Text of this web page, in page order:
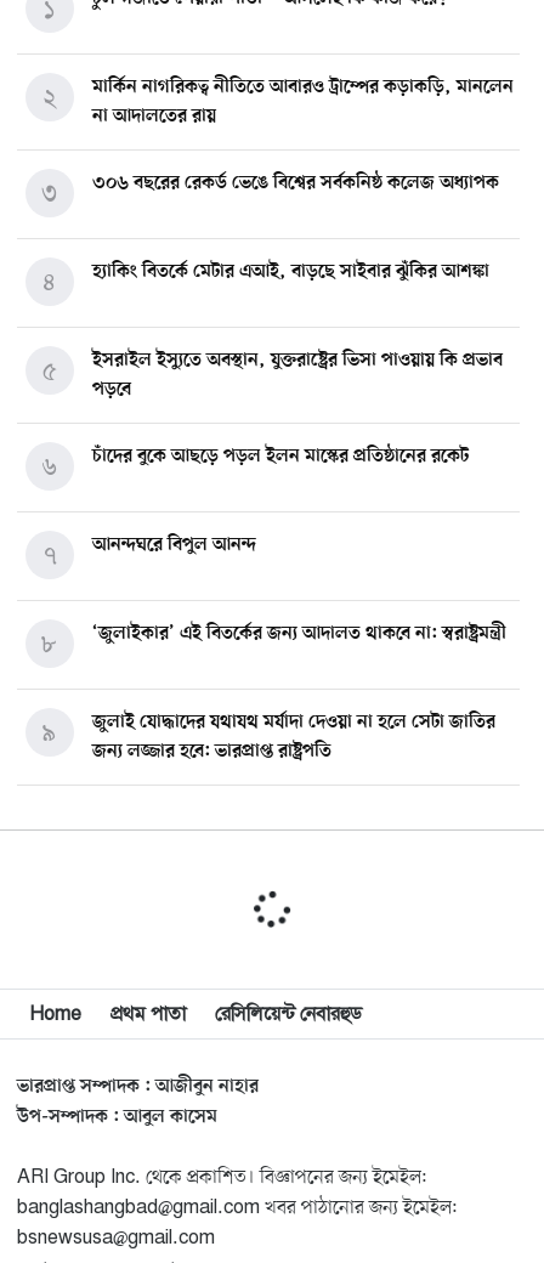
১
মার্কিন নাগরিকত্ব নীতিতে আবারও ট্রাম্পের কড়াকড়ি, মানলেন
না আদালতের রায়
২
৩০৬ বছরের রেকর্ড ভেঙে বিশ্বের সর্বকনিষ্ঠ কলেজ অধ্যাপক
৩
হ্যাকিং বিতর্কে মেটার এআই, বাড়ছে সাইবার ঝুঁকির আশঙ্কা
৪
ইসরাইল ইস্যুতে অবস্থান, যুক্তরাষ্ট্রের ভিসা পাওয়ায় কি প্রভাব
পড়বে
৫
চাঁদের বুকে আছড়ে পড়ল ইলন মাস্কের প্রতিষ্ঠানের রকেট
৬
আনন্দঘরে বিপুল আনন্দ
৭
‘জুলাইকার’ এই বিতর্কের জন্য আদালত থাকবে না: স্বরাষ্ট্রমন্ত্রী
৮
জুলাই যোদ্ধাদের যথাযথ মর্যাদা দেওয়া না হলে সেটা জাতির
জন্য লজ্জার হবে: ভারপ্রাপ্ত রাষ্ট্রপতি
৯
১০
মিশিগানে দক্ষিণ সুরমা ওয়েলফেয়ার অ্যাসোসিয়েশনের
বিশ্বজুড়ে কূটনৈতিক পুনর্বিন্যাস, ৫ অঞ্চলে মিশন বন্ধ করছে
যুক্তরাষ্ট্র
১২
মিশিগানে ফ্রেন্ডস এন্ড ফ্যামিলির বনভোজনে প্রাণের উচ্ছ্বাস
১৩
মিশিগানে ডেমোক্র্যাটদের প্রাইমারিতে আল-সাইয়েদকে হারাতে
কেন এত মরিয়া ইসারায়েলি লবি এআইপ্যাক
১৪
Home প্রথম পাতা রেসিলিয়েন্ট নেবারহুড
ভারপ্রাপ্ত সম্পাদক : আজীবুন নাহার
উপ-সম্পাদক : আবুল কাসেম
ARI Group Inc. থেকে প্রকাশিত। বিজ্ঞাপনের জন্য ইমেইল:
banglashangbad@gmail.com খবর পাঠানোর জন্য ইমেইল:
bsnewsusa@gmail.com